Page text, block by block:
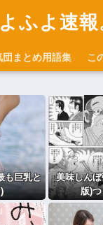
ふよ速報
団まとめ用語集 こ
も巨乳と
美味しん
版)